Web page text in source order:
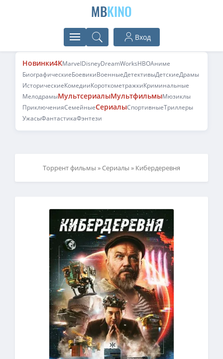
MBKINO
Вход
Новинки4KMarvelDisneyDreamWorksHBOАниме
БиографическиеБоевикиВоенныеДетективыДетскиеДрамы
ИсторическиеКомедииКороткометражкиКриминальные
МелодрамыМультсериалыМультфильмыМюзиклы
ПриключенияСемейныеСериалыСпортивныеТриллеры
УжасыФантастикаФэнтези
Торрент фильмы »Сериалы » Кибердеревня